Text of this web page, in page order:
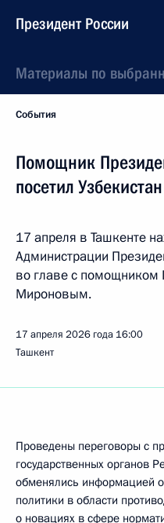
Президент России
Материалы по
События
Помощник
посетил Узбекистан
17 апреля в Ташкенте
Администрации
во главе с помощником
Мироновым.
17 апреля 2026 года 16:00
Ташкент
Проведены переговоры с
государственных органов
обменялись информацией о
политики в области
о новациях в сфере